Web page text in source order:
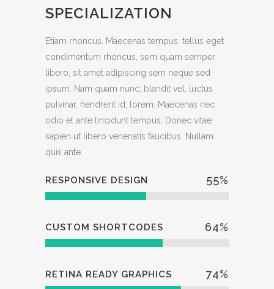
SPECIALIZATION
Etiam rhoncus. Maecenas tempus, tellus eget
condimentum rhoncus, sem quam semper
libero, sit amet adipiscing sem neque sed
ipsum. Nam quam nunc, blandit vel, luctus
pulvinar, hendrerit id, lorem. Maecenas nec
odio et ante tincidunt tempus. Donec vitae
sapien ut libero venenatis faucibus. Nullam
quis ante.
RESPONSIVE DESIGN 55%
CUSTOM SHORTCODES 64%
RETINA READY GRAPHICS 74%